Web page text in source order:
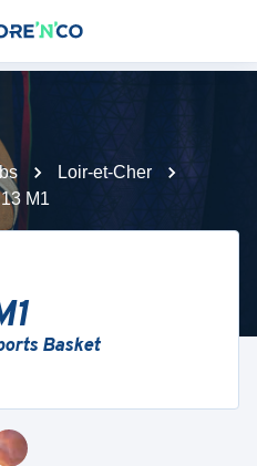
Loir-et-Cher
M1
Basket